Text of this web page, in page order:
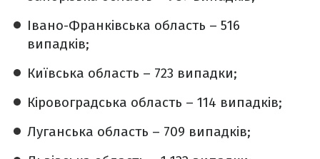
Івано-Франківська область – 516
випадків;
Київська область – 723 випадки;
Кіровоградська область – 114 випадків;
Луганська область – 709 випадків;